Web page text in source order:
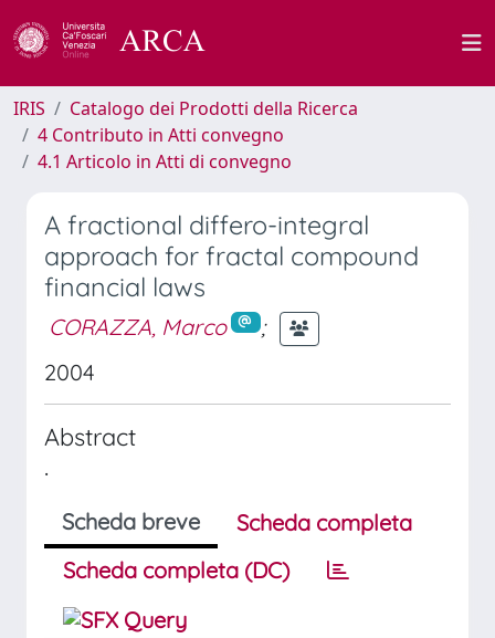
IRIS
Catalogo dei Prodotti della Ricerca
4 Contributo in Atti convegno
4.1 Articolo in Atti di convegno
A fractional differo-integral
approach for fractal compound
financial laws
CORAZZA, Marco
;
2004
Abstract
.
Scheda breve
Scheda completa
Scheda completa (DC)